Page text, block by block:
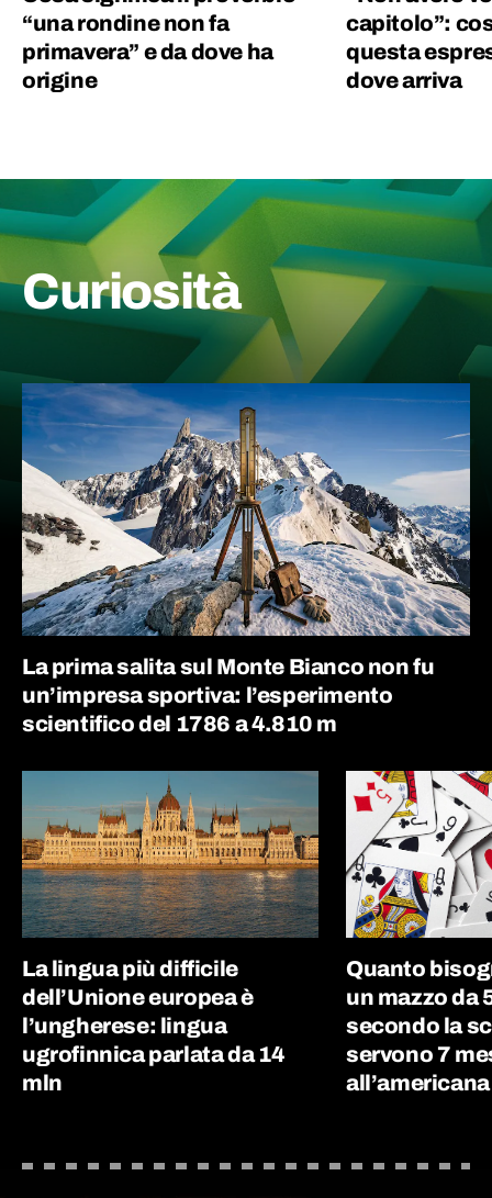
“una rondine non fa
primavera” e da dove ha
origine
capitolo”:
questa
dove arriva
Curiosità
La prima salita sul Monte Bianco non fu
un’impresa sportiva: l’esperimento
scientifico del 1786 a 4.810 m
La lingua più difficile
dell’Unione europea è
l’ungherese: lingua
ugrofinnica parlata da 14
mln
Quanto
un mazzo da
secondo la
servono 7
all’americana